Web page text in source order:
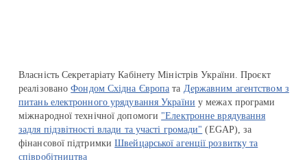
Власність Секретаріату Кабінету Міністрів України. Проєкт
реалізованоФондом Східна Європа та Державним агентством з
питань електронного урядування України у межах програми
міжнародної технічної допомоги "Електронне врядування
задля підзвітності влади та участі громади" (EGAP), за
фінансової підтримкиШвейцарської агенції розвитку та
співробітництва